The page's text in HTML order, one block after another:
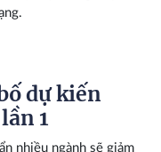
dự kiến
1
nhiều ngành sẽ giảm